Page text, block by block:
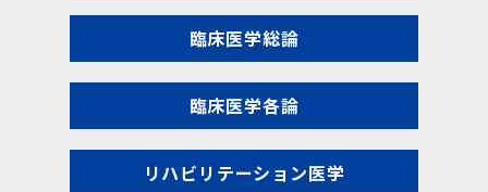
臨床医学総論
臨床医学各論
リハビリテーション医学